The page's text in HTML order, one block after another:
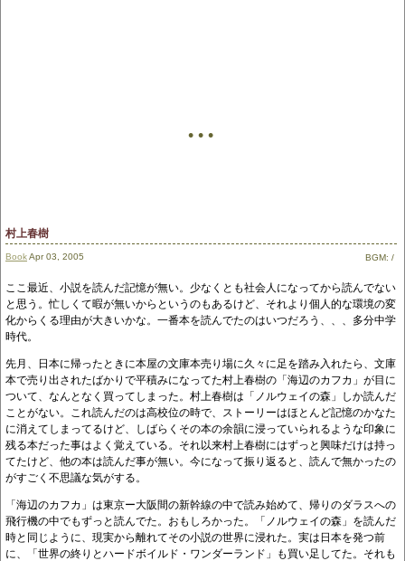
• • •
村上春樹
BookApr 03, 2005 BGM: /
ここ最近、小説を読んだ記憶が無い。少なくとも社会人になってから読んでない
と思う。忙しくて暇が無いからというのもあるけど、それより個人的な環境の変
化からくる理由が大きいかな。一番本を読んでたのはいつだろう、、、多分中学
時代。
先月、日本に帰ったときに本屋の文庫本売り場に久々に足を踏み入れたら、文庫
本で売り出されたばかりで平積みになってた村上春樹の「海辺のカフカ」が目に
ついて、なんとなく買ってしまった。村上春樹は「ノルウェイの森」しか読んだ
ことがない。これ読んだのは高校位の時で、ストーリーはほとんど記憶のかなた
に消えてしまってるけど、しばらくその本の余韻に浸っていられるような印象に
残る本だった事はよく覚えている。それ以来村上春樹にはずっと興味だけは持っ
てたけど、他の本は読んだ事が無い。今になって振り返ると、読んで無かったの
がすごく不思議な気がする。
「海辺のカフカ」は東京ー大阪間の新幹線の中で読み始めて、帰りのダラスへの
飛行機の中でもずっと読んでた。おもしろかった。「ノルウェイの森」を読んだ
時と同じように、現実から離れてその小説の世界に浸れた。実は日本を発つ前
に、「世界の終りとハードボイルド・ワンダーランド」も買い足してた。それも